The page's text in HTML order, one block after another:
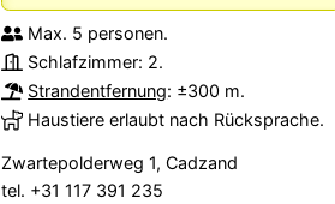
Max. 5 personen.
Schlafzimmer: 2.
Strandentfernung: ±300 m.
Haustiere erlaubt nach Rücksprache.
Zwartepolderweg 1, Cadzand
tel. +31 117 391 235